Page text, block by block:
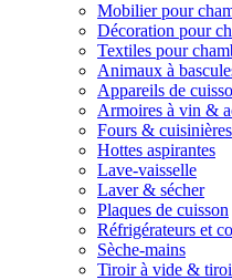
Mobilier pour
Décoration pour
Textiles pour
Animaux à
Appareils de
Armoires à vin &
Fours & cuisinières
Hottes aspirantes
Lave-vaisselle
Laver & sécher
Plaques de cuisson
Réfrigérateurs et
Sèche-mains
Tiroir à vide &